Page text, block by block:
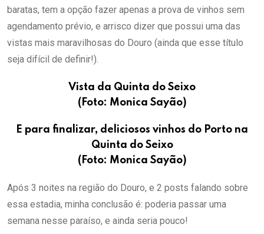
baratas, tem a opção fazer apenas a prova de vinhos sem
agendamento prévio, e arrisco dizer que possui uma das
vistas mais maravilhosas do Douro (ainda que esse título
seja difícil de definir!).
Vista da Quinta do Seixo
(Foto: Monica Sayão)
E para finalizar, deliciosos vinhos do Porto na
Quinta do Seixo
(Foto: Monica Sayão)
Após 3 noites na região do Douro, e 2 posts falando sobre
essa estadia, minha conclusão é: poderia passar uma
semana nesse paraíso, e ainda seria pouco!